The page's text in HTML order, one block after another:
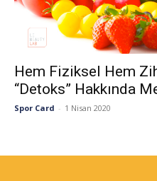
Hem Fiziksel Hem
“Detoks” Hakkında
Spor Card - 1 Nisan 2020